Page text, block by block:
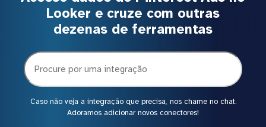
Looker e cruze com outras
dezenas de ferramentas
Caso não veja a integração que precisa, nos chame no chat.
Adoramos adicionar novos conectores!